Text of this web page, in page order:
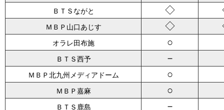
ＢＴＳながと ◇
ＭＢＰ山口あじす ◇
オラレ田布施 ○
ＢＴＳ西予 －
ＭＢＰ北九州メディアドーム ○
ＭＢＰ嘉麻 ○
ＢＴＳ鹿島 －